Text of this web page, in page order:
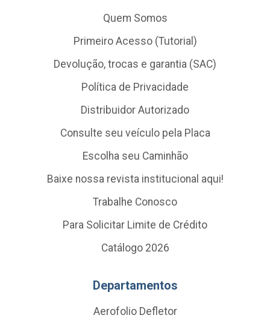
Quem Somos
Primeiro Acesso (Tutorial)
Devolução, trocas e garantia (SAC)
Política de Privacidade
Distribuidor Autorizado
Consulte seu veículo pela Placa
Escolha seu Caminhão
Baixe nossa revista institucional aqui!
Trabalhe Conosco
Para Solicitar Limite de Crédito
Catálogo 2026
Departamentos
Aerofolio Defletor